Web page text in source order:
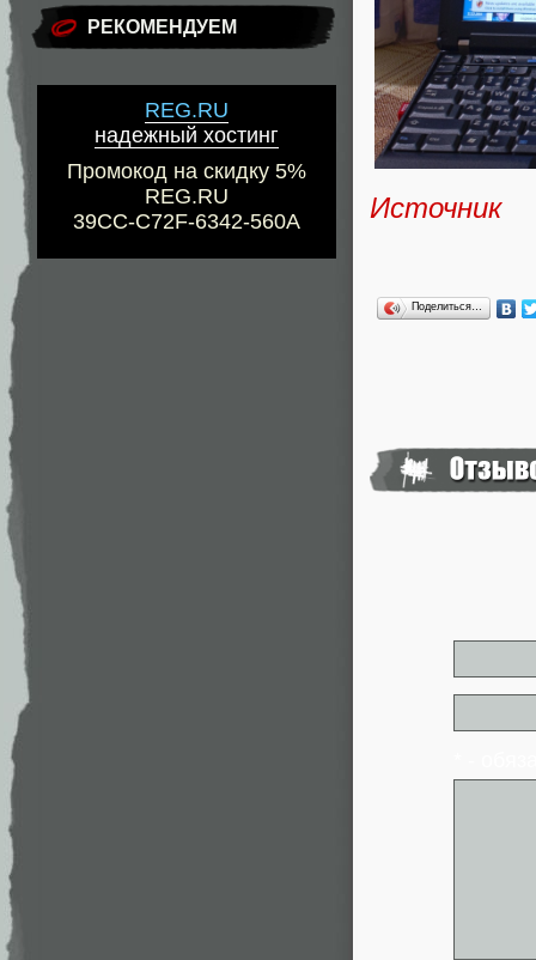
РЕКОМЕНДУЕМ
REG.RU
надежный хостинг
Промокод на скидку 5%
REG.RU
39CC-C72F-6342-560A
Источник
Поделиться…